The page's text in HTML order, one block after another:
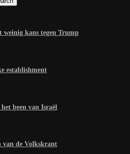
weinig kans tegen Trump
establishment
been van Israël
van de Volkskrant